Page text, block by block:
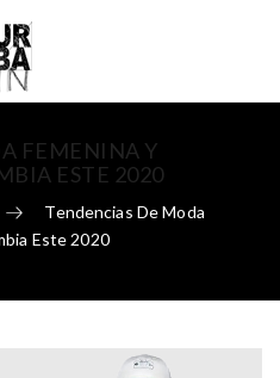
FEMENINA Y
ESTE 2020
Tendencias De Moda
Este 2020